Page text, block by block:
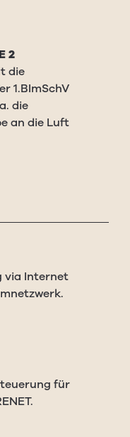
2
die
1.BImSchV
die
an die Luft
via Internet
für